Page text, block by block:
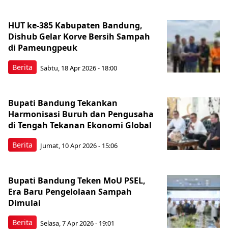
Berita
HUT ke-385 Kabupaten Bandung,
Dishub Gelar Korve Bersih Sampah
di Pameungpeuk
Sabtu, 18 Apr 2026 - 18:00
Berita
Bupati Bandung Tekankan
Harmonisasi Buruh dan Pengusaha
di Tengah Tekanan Ekonomi Global
Jumat, 10 Apr 2026 - 15:06
Berita
Bupati Bandung Teken MoU PSEL,
Era Baru Pengelolaan Sampah
Dimulai
Selasa, 7 Apr 2026 - 19:01